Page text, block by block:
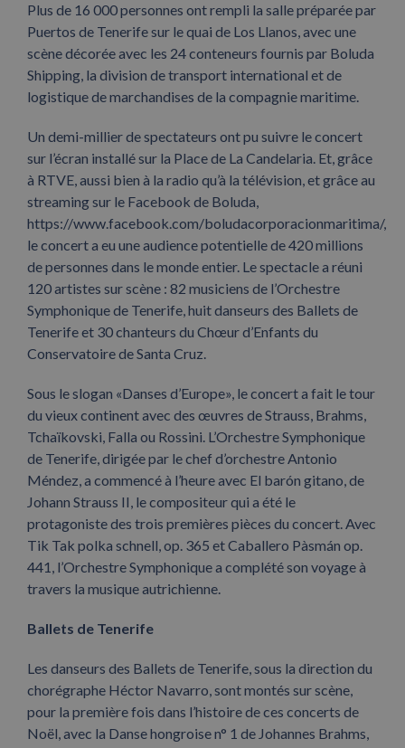
Plus de 16 000 personnes ont rempli la salle préparée par
Puertos de Tenerife sur le quai de Los Llanos, avec une
scène décorée avec les 24 conteneurs fournis par Boluda
Shipping, la division de transport international et de
logistique de marchandises de la compagnie maritime.
Un demi-millier de spectateurs ont pu suivre le concert
sur l’écran installé sur la Place de La Candelaria. Et, grâce
à RTVE, aussi bien à la radio qu’à la télévision, et grâce au
streaming sur le Facebook de Boluda,
https://www.facebook.com/boludacorporacionmaritima/,
le concert a eu une audience potentielle de 420 millions
de personnes dans le monde entier. Le spectacle a réuni
120 artistes sur scène : 82 musiciens de l’Orchestre
Symphonique de Tenerife, huit danseurs des Ballets de
Tenerife et 30 chanteurs du Chœur d’Enfants du
Conservatoire de Santa Cruz.
Sous le slogan «Danses d’Europe», le concert a fait le tour
du vieux continent avec des œuvres de Strauss, Brahms,
Tchaïkovski, Falla ou Rossini. L’Orchestre Symphonique
de Tenerife, dirigée par le chef d’orchestre Antonio
Méndez, a commencé à l’heure avec El barón gitano, de
Johann Strauss II, le compositeur qui a été le
protagoniste des trois premières pièces du concert. Avec
Tik Tak polka schnell, op. 365 et Caballero Pàsmán op.
441, l’Orchestre Symphonique a complété son voyage à
travers la musique autrichienne.
Ballets de Tenerife
Les danseurs des Ballets de Tenerife, sous la direction du
chorégraphe Héctor Navarro, sont montés sur scène,
pour la première fois dans l’histoire de ces concerts de
Noël, avec la Danse hongroise n° 1 de Johannes Brahms,